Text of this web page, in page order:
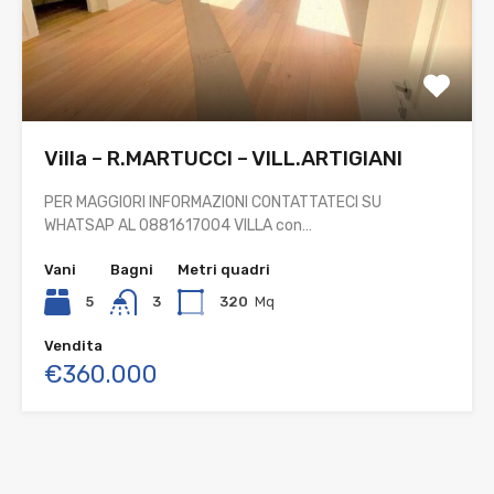
Villa – R.MARTUCCI – VILL.ARTIGIANI
PER MAGGIORI INFORMAZIONI CONTATTATECI SU
WHATSAP AL 0881617004 VILLA con…
Vani
5
Bagni
3
Metri quadri
320 Mq
Vendita
€360.000